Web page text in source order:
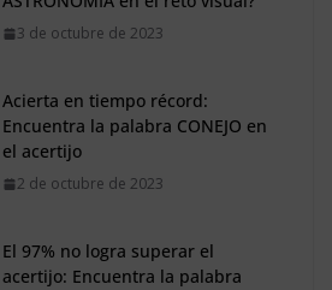
Encuentra la palabra CONEJO en
el acertijo
2 de octubre de 2023
acertijo: Encuentra la palabra
café